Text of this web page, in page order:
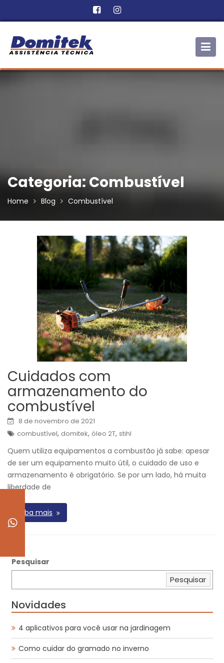
to
Categoria:Combustível
Home Blog Combustível
Cuidados com
armazenamento do
combustível
8 de novembro de 2021
combustível, domitek, óleo 2T, stihl
Quem utiliza equipamentos a combustão já sabe: apesar
de ser um equipamento muito útil, o cuidado de uso e
armazenamento é obrigatório. Se por um lado, há muita
liberdade de
Saiba mais
Pesquisar
Pesquisar
Novidades
4 aplicativos para você usar na jardinagem
Como cuidar do gramado no inverno